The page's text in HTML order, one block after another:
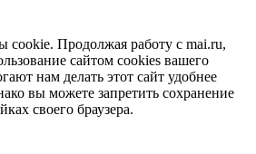
Продолжая работу с mai.ru,
сайтом cookies вашего
нам делать этот сайт удобнее
вы можете запретить сохранение
своего браузера.